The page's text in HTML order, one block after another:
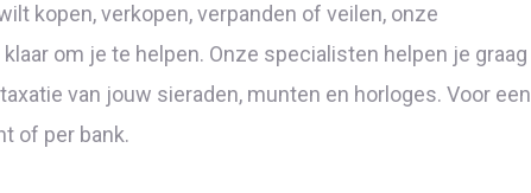
kopen, verkopen, verpanden of veilen, onze
om je te helpen. Onze specialisten helpen je graag
van jouw sieraden, munten en horloges. Voor een
of per bank.